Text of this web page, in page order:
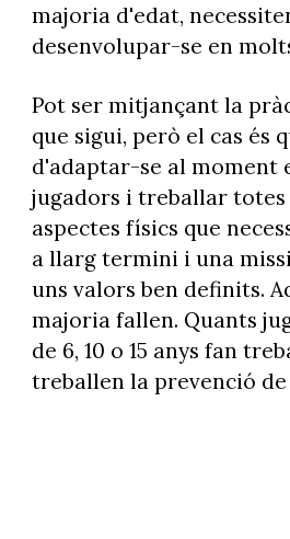
majoria d'edat,
desenvolupar-se en
Pot ser mitjançant la
que sigui, però el cas és
d'adaptar-se al moment
jugadors i treballar
aspectes físics que
a llarg termini i una
uns valors ben definits.
majoria fallen. Quants
de 6, 10 o 15 anys fan
treballen la prevenció de